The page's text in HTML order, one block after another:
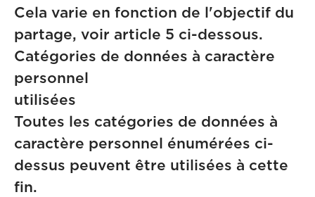
Cela varie en fonction de l'objectif du
partage, voir article 5 ci-dessous.
Catégories de données à caractère
personnel
Toutes les catégories de données à
caractère personnel énumérées ci-
dessus peuvent être utilisées à cette
fin.